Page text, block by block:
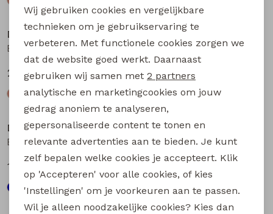
D-zine
Babse W20238 meisjes sweatshirt Cyclaam
24,99
D-zine
19,99
D-zine
Bailee W20080 meisjes sweatshirt Wijnrood
19,99
D-zine
17,99
Analytische cookies
Marketing cookies
Wij gebruiken cookies en vergelijkbare
technieken om je gebruikservaring te
verbeteren. Met functionele cookies zorgen we
dat de website goed werkt. Daarnaast
gebruiken wij samen met 2 partners
analytische en marketingcookies om jouw
gedrag anoniem te analyseren,
gepersonaliseerde content te tonen en
relevante advertenties aan te bieden. Je kunt
zelf bepalen welke cookies je accepteert. Klik
op 'Accepteren' voor alle cookies, of kies
'Instellingen' om je voorkeuren aan te passen.
Wil je alleen noodzakelijke cookies? Kies dan